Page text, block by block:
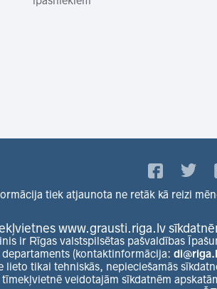
tiek atjaunota ne retāk kā reizi
www.grausti.riga.lv
ir Rīgas valstspilsētas pašvaldības
departaments (kontaktinformācija:
lieto tikai tehniskās, nepieciešamās
veidotajām sīkdatnēm